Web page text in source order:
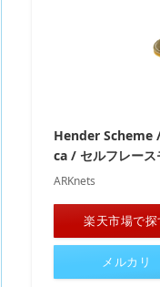
Hender Scheme
ca / セルフレース
ARKnets
楽天市場で探
メルカリ